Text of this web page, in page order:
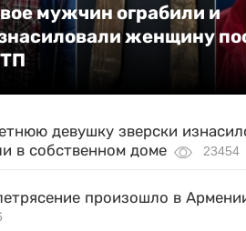
мужчин ограбили и
женщину
девушку зверски
в собственном доме
23454
произошло в